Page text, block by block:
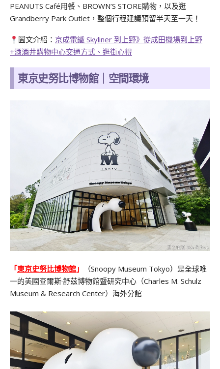
PEANUTS Café用餐、BROWN’S STORE購物，以及逛
Grandberry Park Outlet，整個行程建議預留半天至一天！
圖文介紹： 京成電鐵 Skyliner 到上野》從成田機場到上野
+酒酒井購物中心交通方式、逛街心得
東京史努比博物館｜空間環境
「東京史努比博物館 」
（Snoopy Museum Tokyo）是全球唯
一的美國查爾斯·舒茲博物館暨研究中心（Charles M. Schulz
Museum & Research Center）海外分館